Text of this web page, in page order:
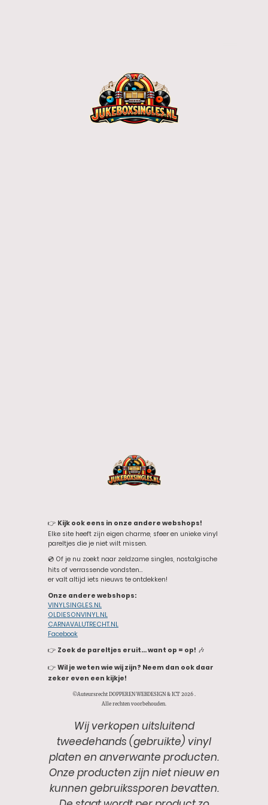
👉 Kijk ook eens in onze andere webshops!
Elke site heeft zijn eigen charme, sfeer en unieke vinyl
pareltjes die je niet wilt missen.
💿 Of je nu zoekt naar zeldzame singles, nostalgische
hits of verrassende vondsten…
er valt altijd iets nieuws te ontdekken!
Onze andere webshops:
VINYLSINGLES.NL
OLDIESONVINYL.NL
CARNAVALUTRECHT.NL
Facebook
👉 Zoek de pareltjes eruit… want op = op! 🎶
👉 Wil je weten wie wij zijn? Neem dan ook daar
zeker even een kijkje!
©Auteursrecht DOPPEREN WEBDESIGN & ICT 2026 .
Alle rechten voorbehouden.
Wij verkopen uitsluitend
tweedehands (gebruikte) vinyl
platen en anverwante producten.
Onze producten zijn niet nieuw en
kunnen gebruikssporen bevatten.